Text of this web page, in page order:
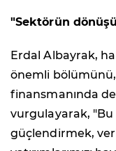
"Sektörün
Erdal Albayrak,
önemli bölümünü,
finansmanında
vurgulayarak, "Bu
güçlendirmek,